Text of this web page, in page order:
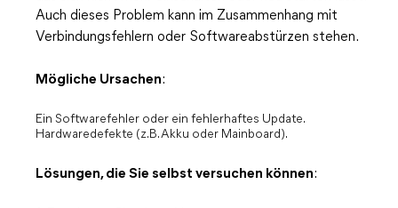
Auch dieses Problem kann im Zusammenhang mit
Verbindungsfehlern oder Softwareabstürzen stehen.
Mögliche Ursachen:
Ein Softwarefehler oder ein fehlerhaftes Update.
Hardwaredefekte (z. B. Akku oder Mainboard).
Lösungen, die Sie selbst versuchen können: